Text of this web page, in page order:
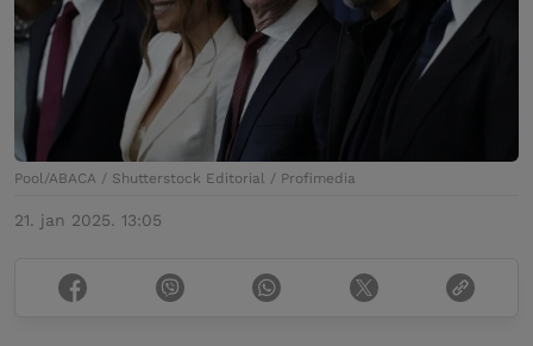
Pool/ABACA / Shutterstock Editorial / Profimedia
21. jan 2025. 13:05